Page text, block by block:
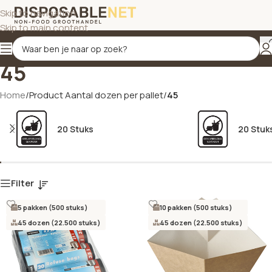
Skip to navigation
Skip to main content
45
Home/Product Aantal dozen per pallet/45
20 Stuks 20
Filter
5 pakken (500 stuks)
45 dozen (22.500 stuks)
10 pakken (500 stuks)
45 dozen (22.500 stuks)